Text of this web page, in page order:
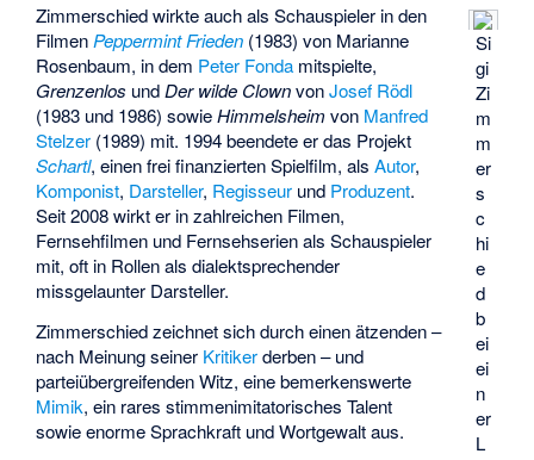
Si
gi
Zi
m
m
er
s
c
hi
e
d
b
ei
ei
n
er
L
Zimmerschied wirkte auch als Schauspieler in den
Filmen Peppermint Frieden (1983) von Marianne
Rosenbaum, in dem Peter Fonda mitspielte,
Grenzenlos undDer wilde ClownvonJosef Rödl
(1983 und 1986) sowieHimmelsheim von Manfred
Stelzer (1989) mit. 1994 beendete er das Projekt
Schartl, einen frei finanzierten Spielfilm, alsAutor,
Komponist, Darsteller, Regisseur und Produzent.
Seit 2008 wirkt er in zahlreichen Filmen,
Fernsehfilmen und Fernsehserien als Schauspieler
mit, oft in Rollen als dialektsprechender
missgelaunter Darsteller.
Zimmerschied zeichnet sich durch einen ätzenden –
nach Meinung seiner Kritikerderben – und
parteiübergreifenden Witz, eine bemerkenswerte
Mimik, ein rares stimmenimitatorisches Talent
sowie enorme Sprachkraft und Wortgewalt aus.